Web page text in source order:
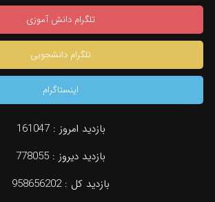
تلگرام دانش آموزی
تلگرام دانشجویی
اینستاگرام
بازدید امروز :161047
بازدید دیروز : 778055
بازدید کل :958656202